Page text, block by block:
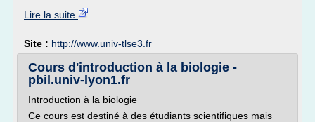
Lire la suite
Site : http://www.univ-tlse3.fr
Cours d'introduction à la biologie -
pbil.univ-lyon1.fr
Introduction à la biologie
Ce cours est destiné à des étudiants scientifiques mais